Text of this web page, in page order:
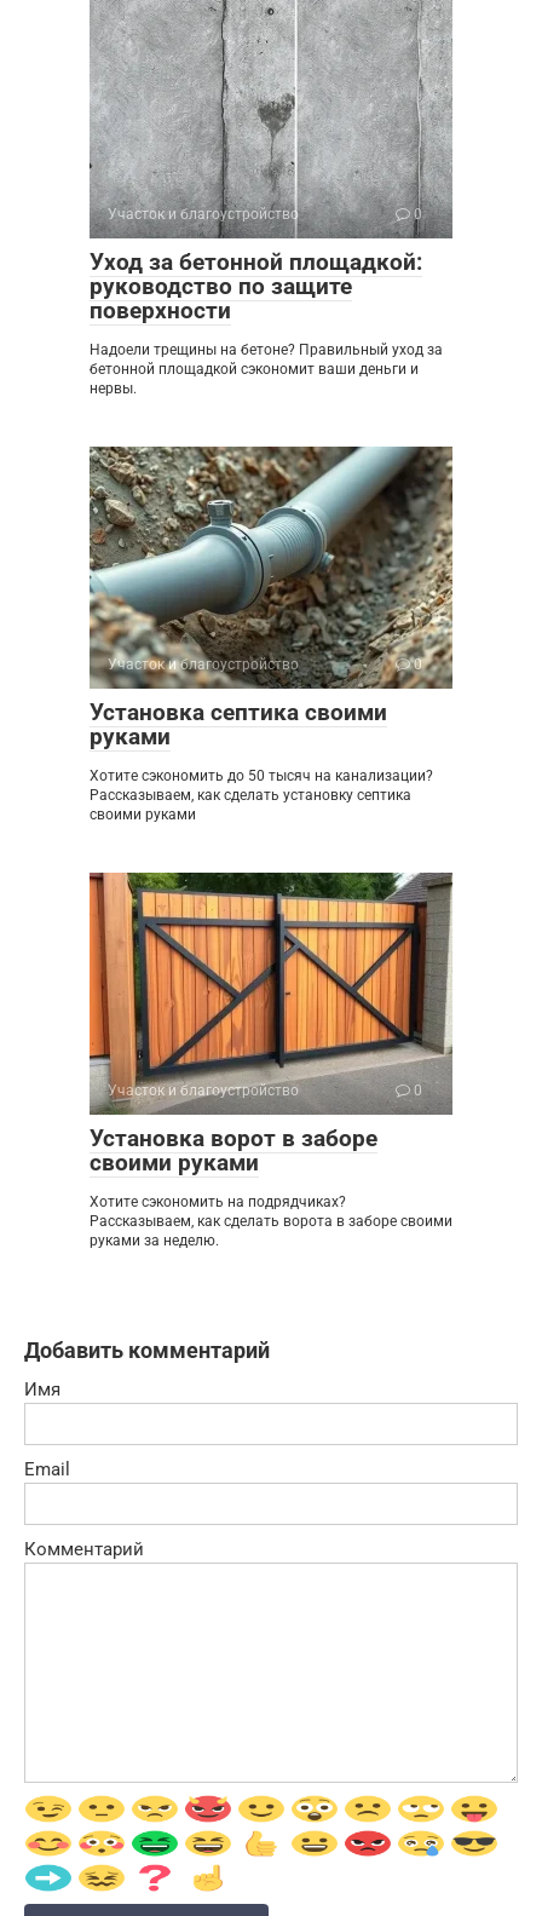
Участок и благоустройство 0
Уход за бетонной площадкой:
руководство по защите
поверхности
Надоели трещины на бетоне? Правильный уход за
бетонной площадкой сэкономит ваши деньги и
нервы.
Участок и благоустройство 0
Установка септика своими
руками
Хотите сэкономить до 50 тысяч на канализации?
Рассказываем, как сделать установку септика
своими руками
Участок и благоустройство 0
Установка ворот в заборе
своими руками
Хотите сэкономить на подрядчиках?
Рассказываем, как сделать ворота в заборе своими
руками за неделю.
Добавить комментарий
Имя
Email
Комментарий